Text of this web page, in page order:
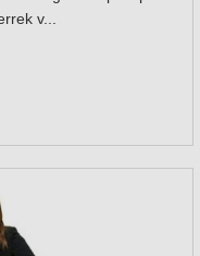
v...